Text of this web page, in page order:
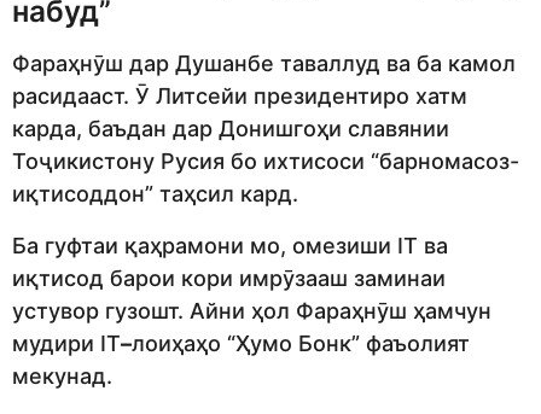
набуд”
Фараҳнӯш дар Душанбе таваллуд ва ба камол
расидааст. Ӯ Литсейи президентиро хатм
карда, баъдан дар Донишгоҳи славянии
Тоҷикистону Русия бо ихтисоси “барномасоз-
иқтисоддон” таҳсил кард.
Ба гуфтаи қаҳрамони мо, омезиши IT ва
иқтисод барои кори имрӯзааш заминаи
устувор гузошт. Айни ҳол Фараҳнӯш ҳамчун
мудири IT–лоиҳаҳо “Ҳумо Бонк” фаъолият
мекунад.